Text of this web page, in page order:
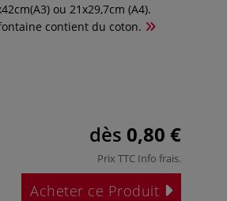
ou 21x29,7cm (A4).
contient du coton.
dès 0,80 €
Prix TTC Info frais.
Acheter ce Produit